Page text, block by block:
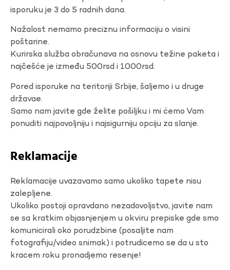
isporuku je 3 do 5 radnih dana.
Nažalost nemamo preciznu informaciju o visini
poštarine.
Kurirska služba obračunava na osnovu težine paketa i
najčešće je između 500rsd i 1000rsd.
Pored isporuke na teritoriji Srbije, šaljemo i u druge
državae.
Samo nam javite gde želite pošiljku i mi ćemo Vam
ponuditi najpovoljniju i najsigurniju opciju za slanje.
Reklamacije
Reklamacije uvazavamo samo ukoliko tapete nisu
zalepljene.
Ukoliko postoji opravdano nezadovoljstvo, javite nam
se sa kratkim objasnjenjem u okviru prepiske gde smo
komunicirali oko porudzbine (posaljite nam
fotografiju/video snimak) i potrudicemo se da u sto
kracem roku pronadjemo resenje!